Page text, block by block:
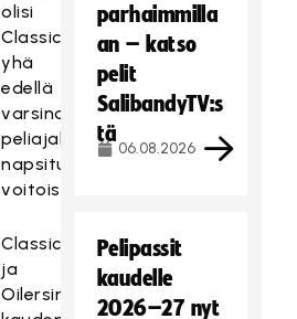
olisi
Classic
yhä
edellä
varsinaisella
peliajalla
napsituissa
voitoissa.
Classicin
ja
Oilersin
parhaimmilla
an – katso
pelit
SalibandyTV:s
tä
06.08.2026
Pelipassit
kaudelle
2026–27 nyt